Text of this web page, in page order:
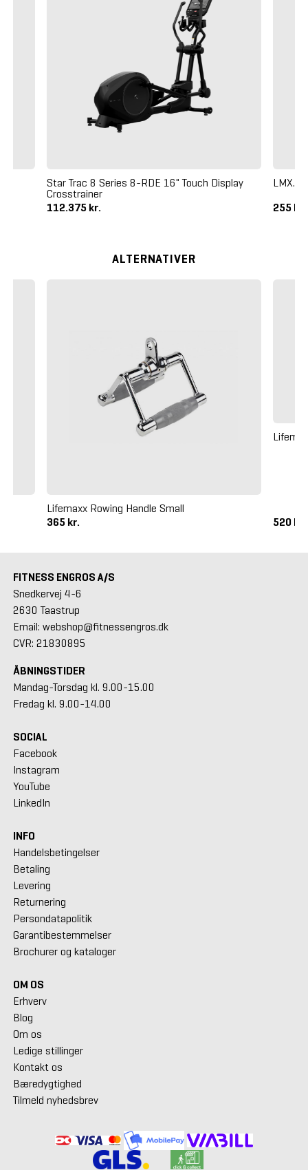
Star Trac 8 Series 8-RDE 16" Touch Display
Crosstrainer
112.375 kr.
LMX.
255 kr.
ALTERNATIVER
Lifemaxx Rowing Handle Small
365 kr.
520 kr.
FITNESS ENGROS A/S
Snedkervej 4-6
2630 Taastrup
Email: webshop@fitnessengros.dk
CVR: 21830895
ÅBNINGSTIDER
Mandag-Torsdag kl. 9.00-15.00
Fredag kl. 9.00-14.00
SOCIAL
Facebook
Instagram
YouTube
LinkedIn
INFO
Handelsbetingelser
Betaling
Levering
Returnering
Persondatapolitik
Garantibestemmelser
Brochurer og kataloger
OM OS
Erhverv
Blog
Om os
Ledige stillinger
Kontakt os
Bæredygtighed
Tilmeld nyhedsbrev